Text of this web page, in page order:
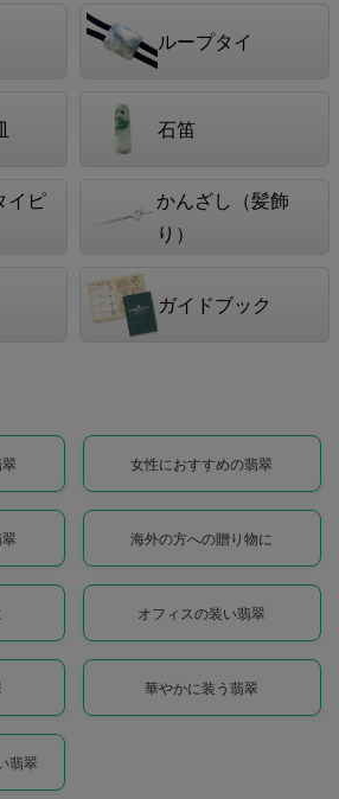
ループタイ
石笛
イピ
かんざし（髪飾
り）
ガイドブック
女性におすすめの翡翠
海外の方への贈り物に
オフィスの装い翡翠
華やかに装う翡翠
翡翠